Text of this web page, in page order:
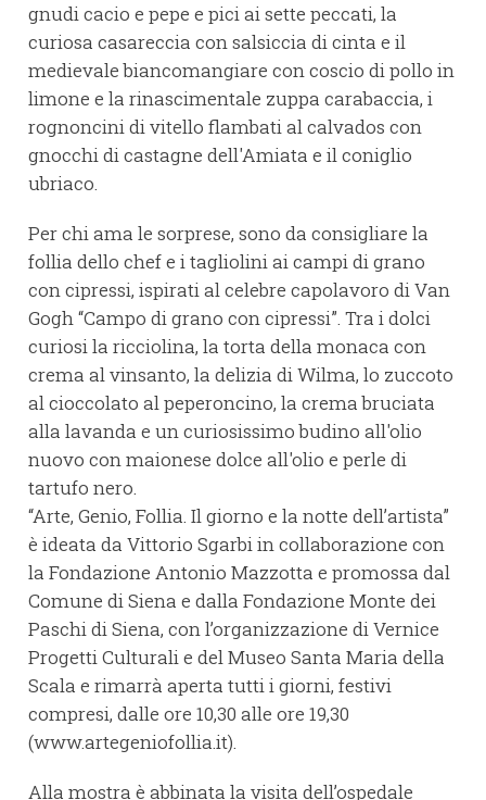
gnudi cacio e pepe e pici ai sette peccati, la
curiosa casareccia con salsiccia di cinta e il
medievale biancomangiare con coscio di pollo in
limone e la rinascimentale zuppa carabaccia, i
rognoncini di vitello flambati al calvados con
gnocchi di castagne dell'Amiata e il coniglio
ubriaco.
Per chi ama le sorprese, sono da consigliare la
follia dello chef e i tagliolini ai campi di grano
con cipressi, ispirati al celebre capolavoro di Van
Gogh “Campo di grano con cipressi”. Tra i dolci
curiosi la ricciolina, la torta della monaca con
crema al vinsanto, la delizia di Wilma, lo zuccoto
al cioccolato al peperoncino, la crema bruciata
alla lavanda e un curiosissimo budino all'olio
nuovo con maionese dolce all'olio e perle di
tartufo nero.
“Arte, Genio, Follia. Il giorno e la notte dell’artista”
è ideata da Vittorio Sgarbi in collaborazione con
la Fondazione Antonio Mazzotta e promossa dal
Comune di Siena e dalla Fondazione Monte dei
Paschi di Siena, con l’organizzazione di Vernice
Progetti Culturali e del Museo Santa Maria della
Scala e rimarrà aperta tutti i giorni, festivi
compresi, dalle ore 10,30 alle ore 19,30
(www.artegeniofollia.it).
Alla mostra è abbinata la visita dell’ospedale